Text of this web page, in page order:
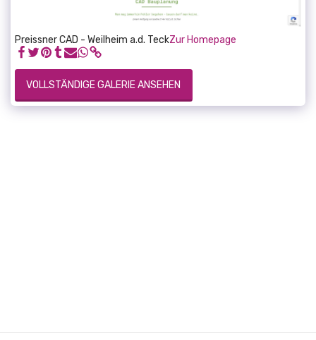
Preissner CAD - Weilheim a.d. TeckZur Homepage
VOLLSTÄNDIGE GALERIE ANSEHEN